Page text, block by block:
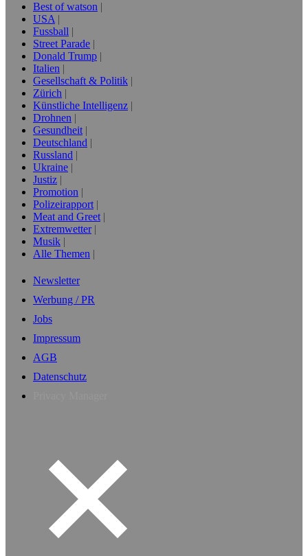
Best of watson
USA
Fussball
Street Parade
Donald Trump
Italien
Gesellschaft & Politik
Zürich
Künstliche Intelligenz
Drohnen
Gesundheit
Deutschland
Russland
Ukraine
Justiz
Promotion
Polizeirapport
Meat and Greet
Extremwetter
Musik
Alle Themen
Newsletter
Werbung / PR
Jobs
Impressum
AGB
Datenschutz